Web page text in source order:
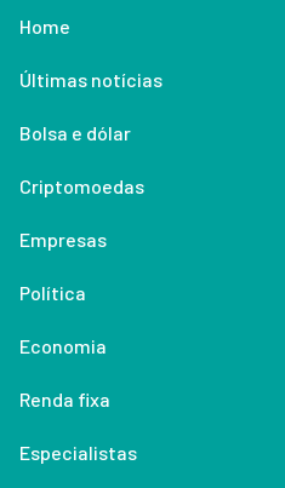
Home
Últimas notícias
Bolsa e dólar
Criptomoedas
Empresas
Política
Economia
Renda fixa
Especialistas